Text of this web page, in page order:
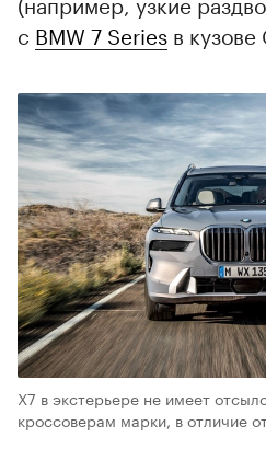
с BMW 7 Series в кузове
X7 в экстерьере не имеет
кроссоверам марки, в отличие